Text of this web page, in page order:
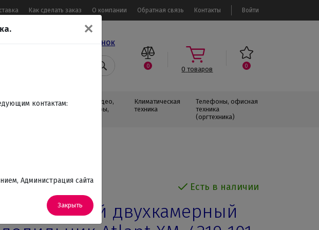
Войти
Как сделать заказ О компании Обратная связь Контакты
Заказать звонок
0 0 товаров 0
Красота,
Аудио, Видео,
Телевизоры,
Климатическая
техника
Телефоны, офисная
техника
(оргтехника)
ХМ-4319-101 Есть в наличии
двухкамерный
✕
контактам:
Администрация сайта
Закрыть